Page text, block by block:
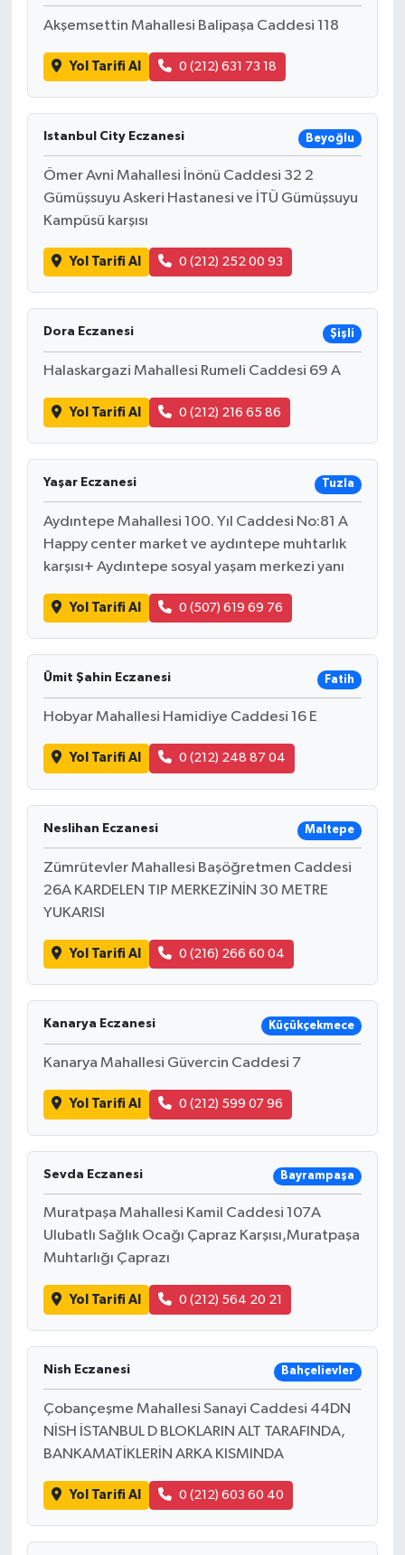
Akşemsettin Mahallesi Balipaşa Caddesi 118
Yol Tarifi Al 0 (212) 631 73 18
Istanbul City Eczanesi Beyoğlu
Ömer Avni Mahallesi İnönü Caddesi 32 2
Gümüşsuyu Askeri Hastanesi ve İTÜ Gümüşsuyu
Kampüsü karşısı
Yol Tarifi Al 0 (212) 252 00 93
Dora Eczanesi Şişli
Halaskargazi Mahallesi Rumeli Caddesi 69 A
Yol Tarifi Al 0 (212) 216 65 86
Yaşar Eczanesi Tuzla
Aydıntepe Mahallesi 100. Yıl Caddesi No:81 A
Happy center market ve aydıntepe muhtarlık
karşısı+ Aydıntepe sosyal yaşam merkezi yanı
Yol Tarifi Al 0 (507) 619 69 76
Ümit Şahin Eczanesi Fatih
Hobyar Mahallesi Hamidiye Caddesi 16 E
Yol Tarifi Al 0 (212) 248 87 04
Neslihan Eczanesi Maltepe
Zümrütevler Mahallesi Başöğretmen Caddesi
26A KARDELEN TIP MERKEZİNİN 30 METRE
YUKARISI
Yol Tarifi Al 0 (216) 266 60 04
Kanarya Eczanesi Küçükçekmece
Kanarya Mahallesi Güvercin Caddesi 7
Yol Tarifi Al 0 (212) 599 07 96
Sevda Eczanesi Bayrampaşa
Muratpaşa Mahallesi Kamil Caddesi 107A
Ulubatlı Sağlık Ocağı Çapraz Karşısı,Muratpaşa
Muhtarlığı Çaprazı
Yol Tarifi Al 0 (212) 564 20 21
Nish Eczanesi Bahçelievler
Çobançeşme Mahallesi Sanayi Caddesi 44DN
NİSH İSTANBUL D BLOKLARIN ALT TARAFINDA,
BANKAMATİKLERİN ARKA KISMINDA
Yol Tarifi Al 0 (212) 603 60 40